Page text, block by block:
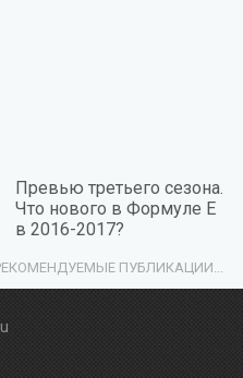
Превью третьего сезона.
Что нового в Формуле Е
в 2016-2017?
ПУБЛИКАЦИИ...